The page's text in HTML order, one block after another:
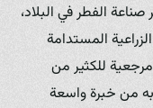
الفطر في البلاد،
المستدامة
للكثير من
من خبرة واسعة